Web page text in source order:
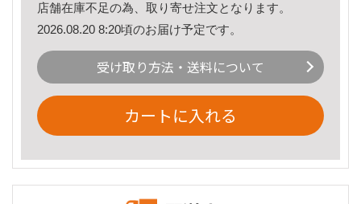
店舗在庫不足の為、取り寄せ注文となります。
2026.08.20 8:20頃のお届け予定です。
受け取り方法・送料について
カートに入れる